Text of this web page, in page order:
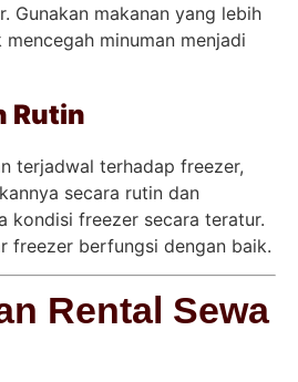
Gunakan makanan yang lebih
minuman menjadi
Rutin
terjadwal terhadap freezer,
secara rutin dan
kondisi freezer secara teratur.
freezer berfungsi dengan baik.
Rental Sewa